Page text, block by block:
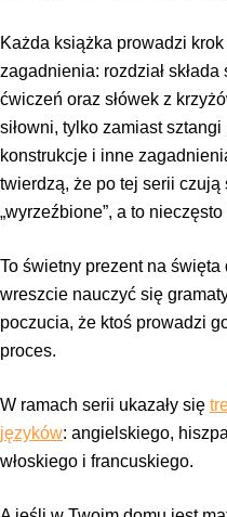
Każda książka prowadzi
zagadnienia: rozdział
ćwiczeń oraz słówek z
siłowni, tylko zamiast
konstrukcje i inne
twierdzą, że po tej serii czują
„wyrzeźbione”, a to
To świetny prezent na
wreszcie nauczyć się
poczucia, że ktoś prowadzi
proces.
W ramach serii ukazały się
języków: angielskiego,
włoskiego i francuskiego.